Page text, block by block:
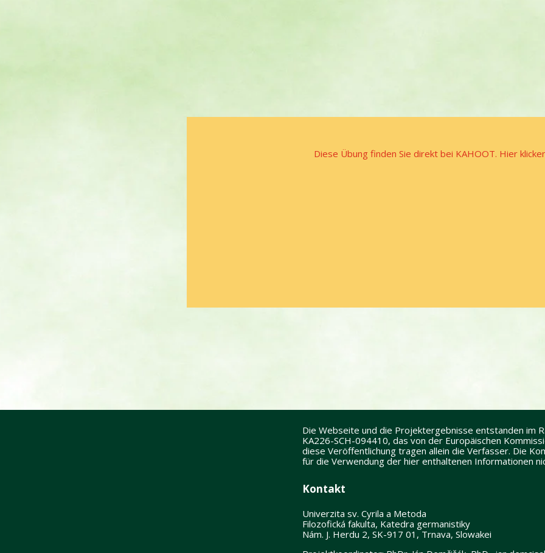
Diese Übung finden Sie direkt bei KAHOOT. Hier
Die Webseite und die Projektergebnisse entstanden im
KA226-SCH-094410, das von der Europäischen
diese Veröffentlichung tragen allein die Verfasser. Die
für die Verwendung der hier enthaltenen Informationen
Kontakt
Univerzita sv. Cyrila a Metoda
Filozofická fakulta, Katedra germanistiky
Nám. J. Herdu 2, SK-917 01, Trnava, Slowakei